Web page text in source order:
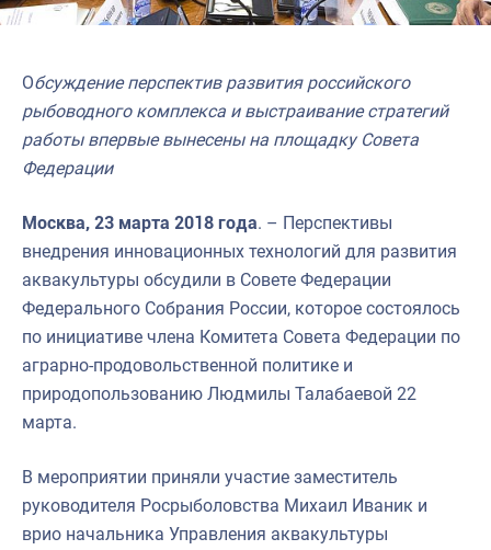
Обсуждение перспектив развития российского
рыбоводного комплекса и выстраивание стратегий
работы впервые вынесены на площадку Совета
Федерации
Москва, 23 марта 2018 года. – Перспективы
внедрения инновационных технологий для развития
аквакультуры обсудили в Совете Федерации
Федерального Собрания России, которое состоялось
по инициативе члена Комитета Совета Федерации по
аграрно-продовольственной политике и
природопользованию Людмилы Талабаевой 22
марта.
В мероприятии приняли участие заместитель
руководителя Росрыболовства Михаил Иваник и
врио начальника Управления аквакультуры